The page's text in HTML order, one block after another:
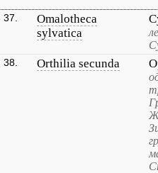
37.
Omalotheca
sylvatica
38. Orthilia secunda